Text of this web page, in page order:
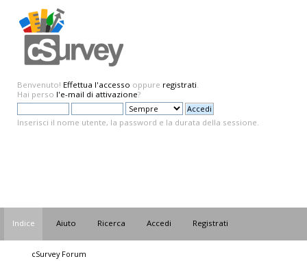
Benvenuto! Effettua l'accesso oppure registrati.
Hai perso l'e-mail di attivazione?
Inserisci il nome utente, la password e la durata della sessione.
Indice Aiuto Ricerca Accedi Registrati
cSurvey Forum